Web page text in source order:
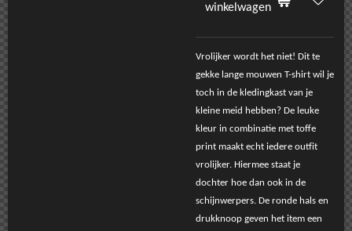
winkelwagen
Vrolijker wordt het niet! Dit te
gekke lange mouwen T-shirt wil je
toch in de kledingkast van je
kleine meid hebben? De leuke
kleur in combinatie met toffe
print maakt echt iedere outfit
vrolijker. Hiermee staat je
dochter hoe dan ook in de
schijnwerpers. De ronde hals en
drukknoop geven het item een